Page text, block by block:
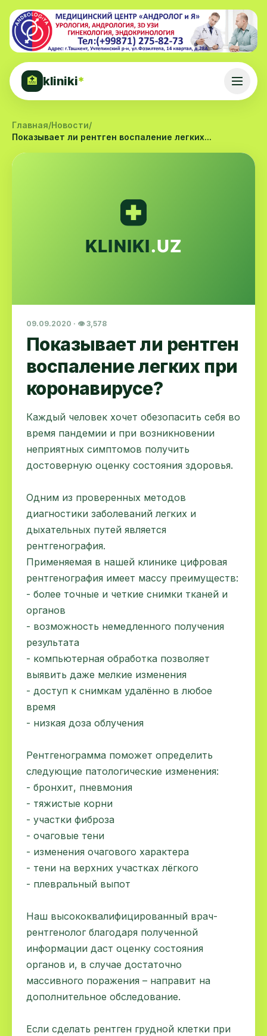
🏥 kliniki*
Главная/Новости/
Показывает ли рентген воспаление легких...
09.09.2020 · 👁 3,578
Показывает ли рентген
воспаление легких при
коронавирусе?
Каждый человек хочет обезопасить себя во
время пандемии и при возникновении
неприятных симптомов получить
достоверную оценку состояния здоровья.
Одним из проверенных методов
диагностики заболеваний легких и
дыхательных путей является
рентгенография.
Применяемая в нашей клинике цифровая
рентгенография имеет массу преимуществ:
- более точные и четкие снимки тканей и
органов
- возможность немедленного получения
результата
- компьютерная обработка позволяет
выявить даже мелкие изменения
- доступ к снимкам удалённо в любое
время
- низкая доза облучения
Рентгенограмма поможет определить
следующие патологические изменения:
- бронхит, пневмония
- тяжистые корни
- участки фиброза
- очаговые тени
- изменения очагового характера
- тени на верхних участках лёгкого
- плевральный выпот
Наш высококвалифицированный врач-
рентгенолог благодаря полученной
информации даст оценку состояния
органов и, в случае достаточно
массивного поражения – направит на
дополнительное обследование.
Если сделать рентген грудной клетки при